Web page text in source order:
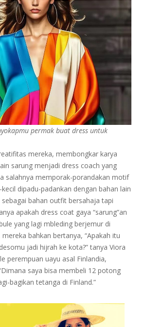
permak buat dress untuk
mereka, membongkar karya
sarung menjadi dress coach yang
salahnya memporak-porandakan motif
dipadu-padankan dengan bahan lain
bahan outfit bersahaja tapi
apakah dress coat gaya “sarung”an
yang lagi mbleding berjemur di
bahkan bertanya, “Apakah itu
jadi hijrah ke kota?” tanya Viora
perempuan uayu asal Finlandia,
saya bisa membeli 12 potong
bagikan tetanga di Finland.”